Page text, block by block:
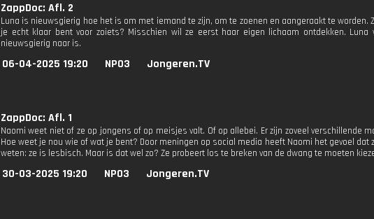
ZappDoc: Afl. 2
Luna is nieuwsgierig hoe het is om met iemand te zijn, om te zoenen en aangeraakt te worden.
je echt klaar bent voor zoiets? Misschien wil ze eerst haar eigen lichaam ontdekken.
nieuwsgierig naar is.
06-04-2025 19:20 NPO3 Jongeren.TV
ZappDoc: Afl. 1
Naomi weet niet of ze op jongens of op meisjes valt. Of op allebei. Er zijn zoveel verschillende
Hoe weet je nou wie of wat je bent? Door meningen op social media heeft Naomi het gevoel dat
weten: ze is lesbisch. Maar is dat wel zo? Ze probeert los te breken van de dwang te moeten
30-03-2025 19:20 NPO3 Jongeren.TV